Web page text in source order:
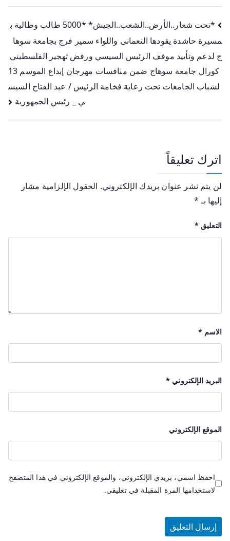
*تحت شعار..الأرض..الشعب..الجيش* *5000 طالب وطالبة ب
مسيرة حاشدة يقودها النعمانى واللواء سمير فرج بجامعة سوها
ج لدعم وتأييد موقف الرئيس السيسي ورفض تهجير الفلسطيني
كورال جامعة سوهاج ضمن منافسات مهرجان إبداع الموسم 13
لشباب الجامعات تحت رعاية فخامة الرئيس / عبد الفتاح السيس
ي _ رئيس الجمهورية
اترك تعليقاً
لن يتم نشر عنوان بريدك الإلكتروني. الحقول الإلزامية مشار
إليها بـ *
التعليق *
الاسم *
البريد الإلكتروني *
الموقع الإلكتروني
احفظ اسمي، بريدي الإلكتروني، والموقع الإلكتروني في هذا المتصفح
لاستخدامها المرة المقبلة في تعليقي.